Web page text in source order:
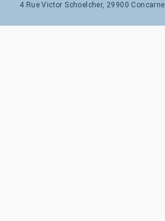
4 Rue Victor Schoelcher, 29900